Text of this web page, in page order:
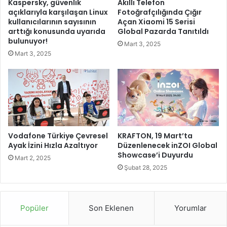
u
o
d
u
K
d
i
v
e
r
s
a
r
d
a
n
o
u
n
z
i
y
a
r
Kaspersky, güvenlik
açıklarıyla karşılaşan Linux
kullanıcılarının sayısının
arttığı konusunda uyarıda
bulunuyor!
Mart 3, 2025
Akıllı Telefon
Fotoğrafçılığında Çığır
Açan Xiaomi 15 Serisi
Global Pazarda Tanıtıldı
Mart 3, 2025
Vodafone Türkiye Çevresel
Ayak İzini Hızla Azaltıyor
Mart 2, 2025
KRAFTON, 19 Mart’ta
Düzenlenecek inZOI Global
Showcase’i Duyurdu
Şubat 28, 2025
Popüler Son Eklenen Yorumlar